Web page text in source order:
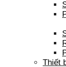
Thiết